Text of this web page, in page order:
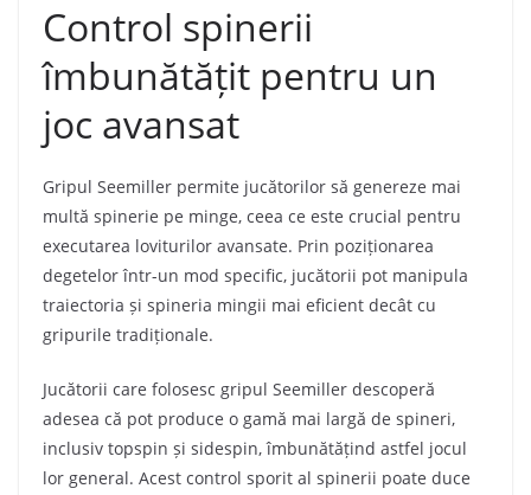
Control spinerii
îmbunătățit pentru un
joc avansat
Gripul Seemiller permite jucătorilor să genereze mai
multă spinerie pe minge, ceea ce este crucial pentru
executarea loviturilor avansate. Prin poziționarea
degetelor într-un mod specific, jucătorii pot manipula
traiectoria și spineria mingii mai eficient decât cu
gripurile tradiționale.
Jucătorii care folosesc gripul Seemiller descoperă
adesea că pot produce o gamă mai largă de spineri,
inclusiv topspin și sidespin, îmbunătățind astfel jocul
lor general. Acest control sporit al spinerii poate duce